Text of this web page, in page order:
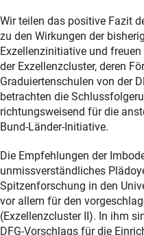
Wir teilen das positive Fazit
zu den Wirkungen der
Exzellenzinitiative und
der Exzellenzcluster, deren
Graduiertenschulen von der
betrachten die
richtungsweisend für die
Bund-Länder-Initiative.
Die Empfehlungen der
unmissverständliches
Spitzenforschung in den
vor allem für den
(Exzellenzcluster II). In ihm
DFG-Vorschlags für die